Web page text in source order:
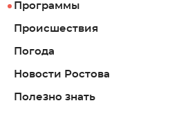
Программы
Происшествия
Погода
Новости Ростова
Полезно знать